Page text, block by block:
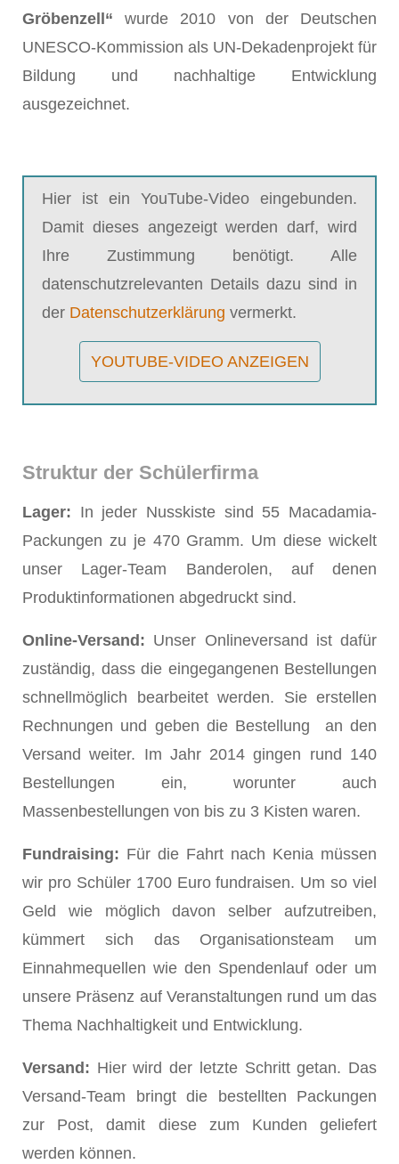
Gröbenzell“ wurde 2010 von der Deutschen
UNESCO-Kommission als UN-Dekadenprojekt für
Bildung und nachhaltige Entwicklung
ausgezeichnet.
Hier ist ein YouTube-Video eingebunden.
Damit dieses angezeigt werden darf, wird
Ihre Zustimmung benötigt. Alle
datenschutzrelevanten Details dazu sind in
der Datenschutzerklärung vermerkt.
YOUTUBE-VIDEO ANZEIGEN
Struktur der Schülerfirma
Lager: In jeder Nusskiste sind 55 Macadamia-
Packungen zu je 470 Gramm. Um diese wickelt
unser Lager-Team Banderolen, auf denen
Produktinformationen abgedruckt sind.
Online-Versand: Unser Onlineversand ist dafür
zuständig, dass die eingegangenen Bestellungen
schnellmöglich bearbeitet werden. Sie erstellen
Rechnungen und geben die Bestellung an den
Versand weiter. Im Jahr 2014 gingen rund 140
Bestellungen ein, worunter auch
Massenbestellungen von bis zu 3 Kisten waren.
Fundraising: Für die Fahrt nach Kenia müssen
wir pro Schüler 1700 Euro fundraisen. Um so viel
Geld wie möglich davon selber aufzutreiben,
kümmert sich das Organisationsteam um
Einnahmequellen wie den Spendenlauf oder um
unsere Präsenz auf Veranstaltungen rund um das
Thema Nachhaltigkeit und Entwicklung.
Versand: Hier wird der letzte Schritt getan. Das
Versand-Team bringt die bestellten Packungen
zur Post, damit diese zum Kunden geliefert
werden können.